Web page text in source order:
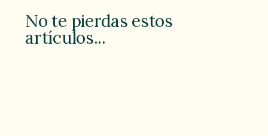
No te pierdas estos
artículos...